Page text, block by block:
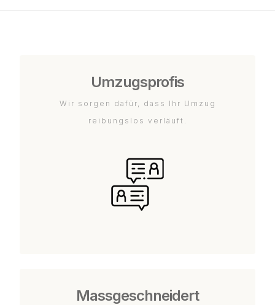
Umzugsprofis
Wir sorgen dafür, dass Ihr Umzug
reibungslos verläuft.
Massgeschneidert